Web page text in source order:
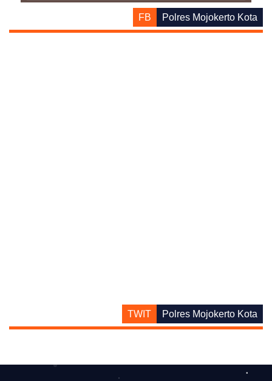
FB Polres Mojokerto Kota
TWIT Polres Mojokerto Kota